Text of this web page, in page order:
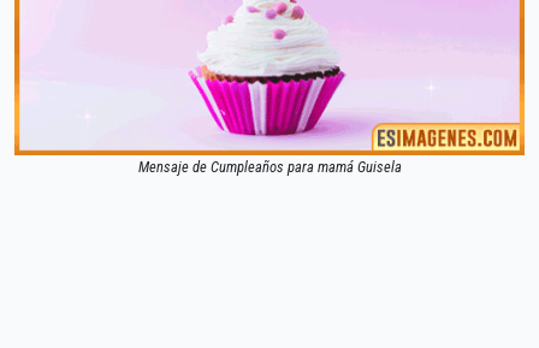
Mensaje de Cumpleaños para mamá Guisela